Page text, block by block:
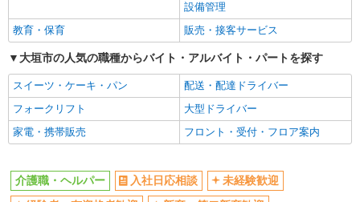
設備管理
教育・保育
販売・接客サービス
大垣市の人気の職種からバイト・アルバイト・パートを探す
スイーツ・ケーキ・パン
配送・配達ドライバー
フォークリフト
大型ドライバー
家電・携帯販売
フロント・受付・フロア案内
介護職・ヘルパー 入社日応相談
未経験歓迎